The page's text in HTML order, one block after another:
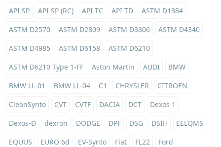
API SP
API SP (RC) API TC API TD
ASTM D1384
ASTM D2570
ASTM D2809 ASTM D3306
ASTM D4340
ASTM D4985
ASTM D6158
ASTM D6210
ASTM D6210 Type 1-FF
Aston Martin AUDI
BMW
BMW LL-01
BMW LL-04 C1 CHRYSLER
CITROEN
CleanSynto
CVT CVTF DACIA DCT
Dexos 1
Dexos-D
dexron DODGE DPF DSG DSIH
EELQMS
EQUUS
EURO 6d EV-Synto Fiat FL22
Ford